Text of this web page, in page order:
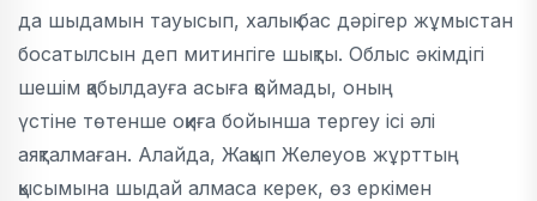
да шыдамын тауысып, халық бас дәрігер жұмыстан
босатылсын деп митингіге шықты. Облыс әкімдігі
шешім қабылдауға асыға қоймады, оның
үстіне төтенше оқиға бойынша тергеу ісі әлі
аяқталмаған. Алайда, Жақып Желеуов жұрттың
қысымына шыдай алмаса керек, өз еркімен